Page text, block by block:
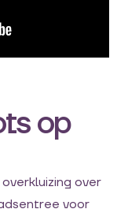
op
over
voor